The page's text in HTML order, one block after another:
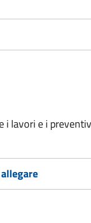
lavori e i